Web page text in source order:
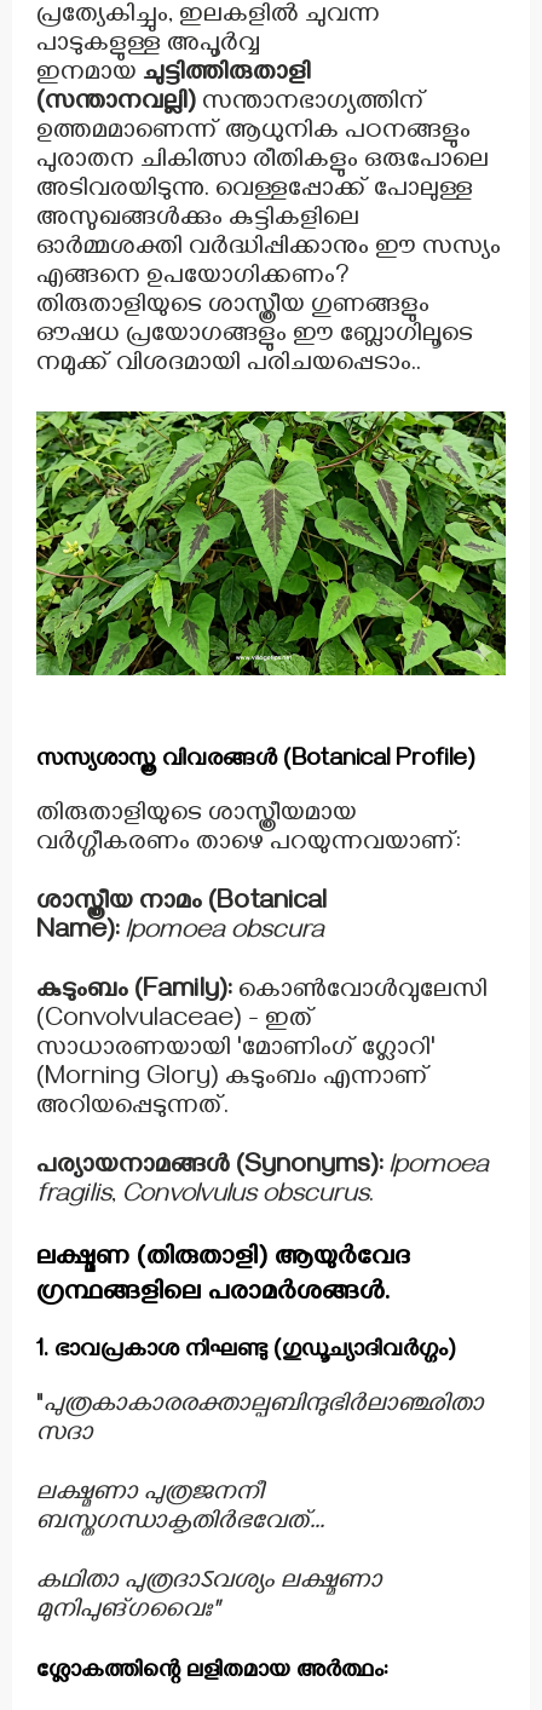
പ്രത്യേകിച്ചും, ഇലകളിൽ ചുവന്ന
പാടുകളുള്ള അപൂർവ്വ
ഇനമായ ചുട്ടിത്തിരുതാളി
(സന്താനവല്ലി) സന്താനഭാഗ്യത്തിന്
ഉത്തമമാണെന്ന് ആധുനിക പഠനങ്ങളും
പുരാതന ചികിത്സാ രീതികളും ഒരുപോലെ
അടിവരയിടുന്നു. വെള്ളപ്പോക്ക് പോലുള്ള
അസുഖങ്ങൾക്കും കുട്ടികളിലെ
ഓർമ്മശക്തി വർദ്ധിപ്പിക്കാനും ഈ സസ്യം
എങ്ങനെ ഉപയോഗിക്കണം?
തിരുതാളിയുടെ ശാസ്ത്രീയ ഗുണങ്ങളും
ഔഷധ പ്രയോഗങ്ങളും ഈ ബ്ലോഗിലൂടെ
നമുക്ക് വിശദമായി പരിചയപ്പെടാം..
സസ്യശാസ്ത്ര വിവരങ്ങൾ (Botanical Profile)
തിരുതാളിയുടെ ശാസ്ത്രീയമായ
വർഗ്ഗീകരണം താഴെ പറയുന്നവയാണ്:
ശാസ്ത്രീയ നാമം (Botanical
Name):Ipomoea obscura
കുടുംബം (Family): കൊൺവോൾവുലേസി
(Convolvulaceae) - ഇത്
സാധാരണയായി 'മോണിംഗ് ഗ്ലോറി'
(Morning Glory) കുടുംബം എന്നാണ്
അറിയപ്പെടുന്നത്.
പര്യായനാമങ്ങൾ (Synonyms):Ipomoea
fragilis, Convolvulus obscurus.
ലക്ഷ്മണ (തിരുതാളി) ആയുർവേദ
ഗ്രന്ഥങ്ങളിലെ പരാമർശങ്ങൾ.
1. ഭാവപ്രകാശ നിഘണ്ടു (ഗുഡൂച്യാദിവർഗ്ഗം)
"പുത്രകാകാരരക്താല്പബിന്ദുഭിർലാഞ്ഛിതാ
സദാ
ലക്ഷ്മണാ പുത്രജനനീ
ബസ്തഗന്ധാകൃതിർഭവേത്...
കഥിതാ പുത്രദാऽവശ്യം ലക്ഷ്മണാ
മുനിപുങ്ഗവൈഃ"
ശ്ലോകത്തിന്റെ ലളിതമായ അർത്ഥം: